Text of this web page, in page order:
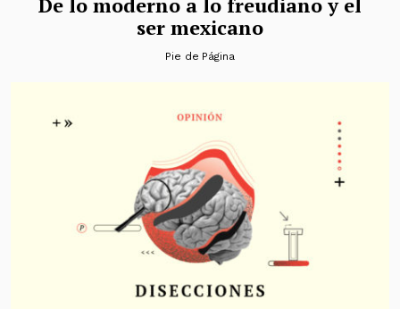
ser mexicano
Pie de Página